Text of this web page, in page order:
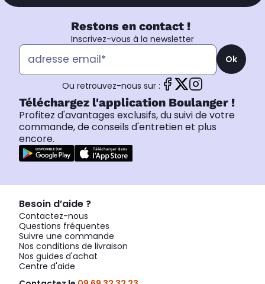
Restons en contact !
Inscrivez-vous à la newsletter
Ok
Ou retrouvez-nous sur :
Téléchargez l'application Boulanger !
Profitez d'avantages exclusifs, du suivi de votre
commande, de conseils d'entretien et plus
encore.
Besoin d’aide ?
Contactez-nous
Questions fréquentes
Suivre une commande
Nos conditions de livraison
Nos guides d'achat
Centre d'aide